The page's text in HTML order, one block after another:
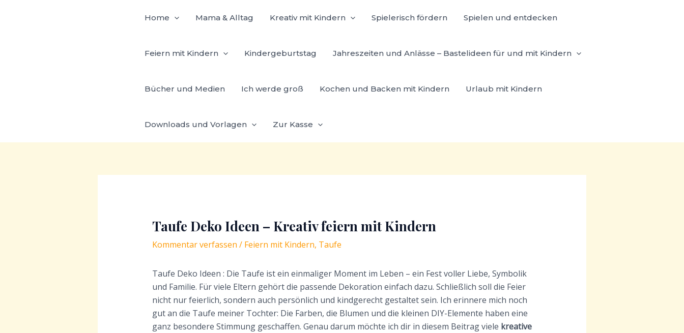
Home Mama & Alltag Kreativ mit Kindern Spielerisch fördern Spielen und entdecken
Feiern mit Kindern Kindergeburtstag Jahreszeiten und Anlässe – Bastelideen für und mit Kindern
Bücher und Medien Ich werde groß Kochen und Backen mit Kindern Urlaub mit Kindern
Downloads und Vorlagen Zur Kasse
Taufe Deko Ideen – Kreativ feiern mit Kindern
Kommentar verfassen / Feiern mit Kindern, Taufe
Taufe Deko Ideen : Die Taufe ist ein einmaliger Moment im Leben – ein Fest voller Liebe, Symbolik
und Familie. Für viele Eltern gehört die passende Dekoration einfach dazu. Schließlich soll die Feier
nicht nur feierlich, sondern auch persönlich und kindgerecht gestaltet sein. Ich erinnere mich noch
gut an die Taufe meiner Tochter: Die Farben, die Blumen und die kleinen DIY-Elemente haben eine
ganz besondere Stimmung geschaffen. Genau darum möchte ich dir in diesem Beitrag viele kreative